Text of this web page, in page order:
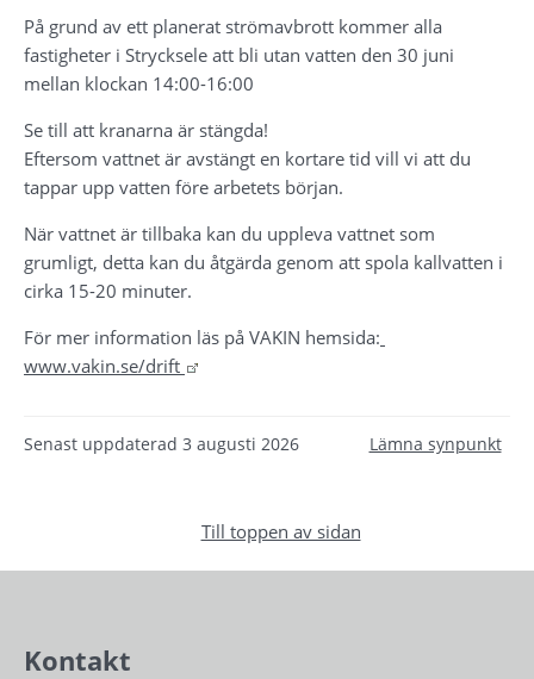
På grund av ett planerat strömavbrott kommer alla
fastigheter i Strycksele att bli utan vatten den 30 juni
mellan klockan 14:00-16:00
Se till att kranarna är stängda!
Eftersom vattnet är avstängt en kortare tid vill vi att du
tappar upp vatten före arbetets början.
När vattnet är tillbaka kan du uppleva vattnet som
grumligt, detta kan du åtgärda genom att spola kallvatten i
cirka 15-20 minuter.
För mer information läs på VAKIN hemsida:
www.vakin.se/drift
Senast uppdaterad 3 augusti 2026 Lämna synpunkt
Till toppen av sidan
Kontakt